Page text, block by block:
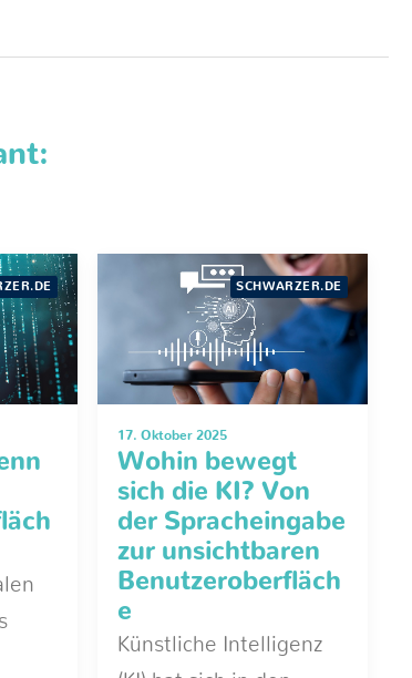
SCHWARZER.DE
17. Oktober 2025
Wohin bewegt
sich die KI? Von
der Spracheingabe
zur unsichtbaren
Benutzeroberfläch
e
Künstliche Intelligenz